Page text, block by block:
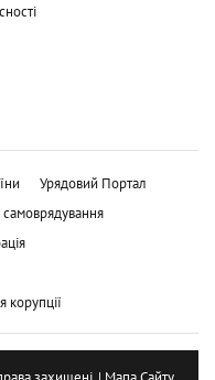
Урядовий Портал
самоврядування
корупції